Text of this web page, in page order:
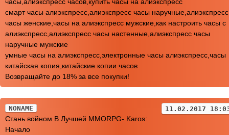
смарт часы алиэкспресс,алиэкспресс часы наручные,алиэкспресс
часы женские,часы на алиэкспресс мужские,как настроить часы с
алиэкспресс,алиэкспресс часы настенные,алиэкспресс часы
наручные мужские
умные часы на алиэкспресс,электронные часы алиэкспресс,часы
китайская копия,китайские копии часов
Возвращайте до 18% за все покупки!
NONAME 11.02.2017
Стань войном В Лучшей MMORPG- Karos:
Начало